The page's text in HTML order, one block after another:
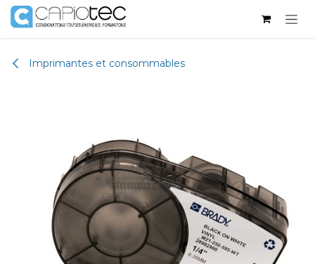
Se rendre au contenu
Imprimantes et consommables